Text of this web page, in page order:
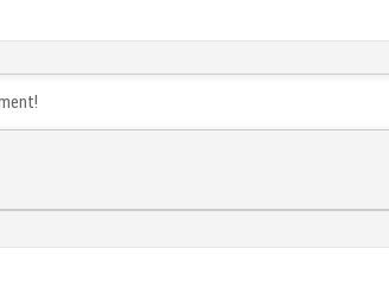
VỀ [93.85 Mb]